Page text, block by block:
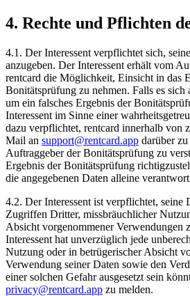
4. Rechte und Pflichten
4.1. Der Interessent verpflichtet sich,
anzugeben. Der Interessent erhält vom
rentcard die Möglichkeit, Einsicht in das
Bonitätsprüfung zu nehmen. Falls es sich
um ein falsches Ergebnis der
Interessent im Sinne einer
dazu verpflichtet, rentcard innerhalb von
Mail an support@rentcard.app darüber
Auftraggeber der Bonitätsprüfung zu
Ergebnis der Bonitätsprüfung
die angegebenen Daten alleine
4.2. Der Interessent ist verpflichtet, seine
Zugriffen Dritter, missbräuchlicher
Absicht vorgenommener Verwendungen
Interessent hat unverzüglich jede
Nutzung oder in betrügerischer Absicht
Verwendung seiner Daten sowie den
einer solchen Gefahr ausgesetzt sein
privacy@rentcard.app zu melden.